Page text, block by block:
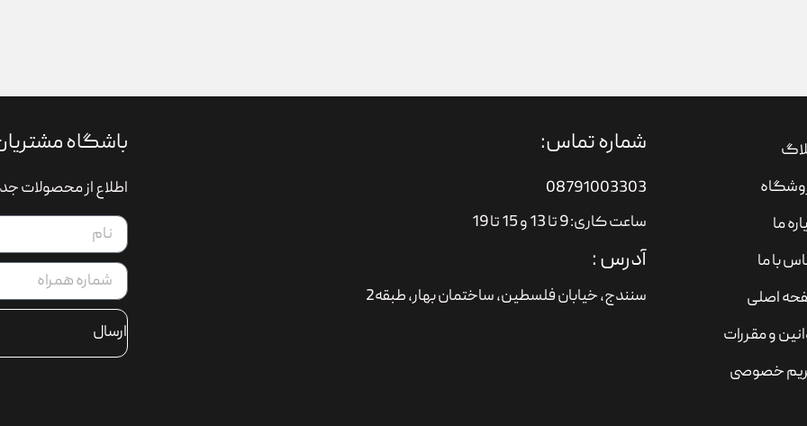
ما
با ما
اصلی
و مقررات
خصوصی
شماره تماس:
08791003303
ساعت کاری: 9 تا 13 و 15 تا 19
آدرس :
سنندج، خیابان فلسطین،‌ ساختمان بهار، طبقه2
باشگاه
اطلاع از محصولات
ارسال